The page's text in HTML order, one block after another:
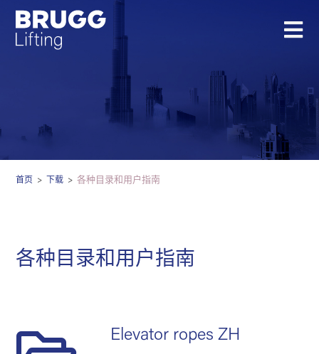
首页 > 下载 > 各种目录和用户指南
各种目录和用户指南
Elevator ropes ZH